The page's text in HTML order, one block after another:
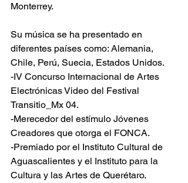
Monterrey.
Su música se ha presentado en
diferentes países como: Alemania,
Chile, Perú, Suecia, Estados Unidos.
-IV Concurso Internacional de Artes
Electrónicas Video del Festival
Transitio_Mx 04.
-Merecedor del estímulo Jóvenes
Creadores que otorga el FONCA.
-Premiado por el Instituto Cultural de
Aguascalientes y el Instituto para la
Cultura y las Artes de Querétaro.